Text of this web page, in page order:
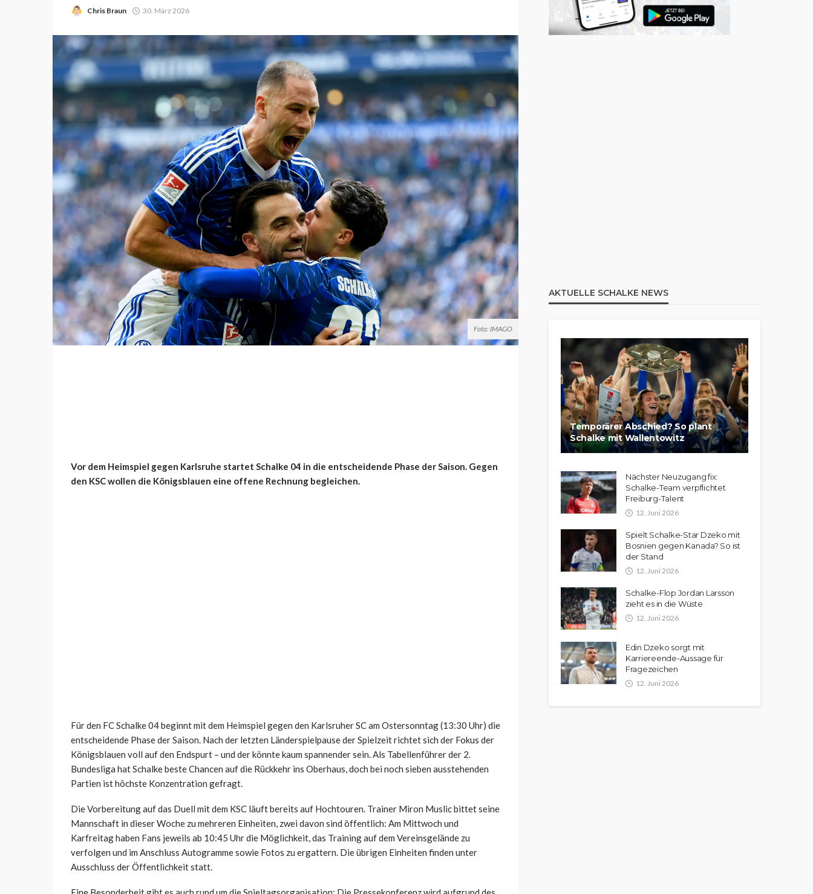
Chris Braun 30. März 2026
Foto: IMAGO
Vor dem Heimspiel gegen Karlsruhe startet Schalke 04 in die entscheidende Phase der Saison. Gegen
den KSC wollen die Königsblauen eine offene Rechnung begleichen.
Für den FC Schalke 04 beginnt mit dem Heimspiel gegen den Karlsruher SC am Ostersonntag (13:30 Uhr) die
entscheidende Phase der Saison. Nach der letzten Länderspielpause der Spielzeit richtet sich der Fokus der
Königsblauen voll auf den Endspurt – und der könnte kaum spannender sein. Als Tabellenführer der 2.
Bundesliga hat Schalke beste Chancen auf die Rückkehr ins Oberhaus, doch bei noch sieben ausstehenden
Partien ist höchste Konzentration gefragt.
Die Vorbereitung auf das Duell mit dem KSC läuft bereits auf Hochtouren. Trainer Miron Muslic bittet seine
Mannschaft in dieser Woche zu mehreren Einheiten, zwei davon sind öffentlich: Am Mittwoch und
Karfreitag haben Fans jeweils ab 10:45 Uhr die Möglichkeit, das Training auf dem Vereinsgelände zu
verfolgen und im Anschluss Autogramme sowie Fotos zu ergattern. Die übrigen Einheiten finden unter
Ausschluss der Öffentlichkeit statt.
AKTUELLE SCHALKE NEWS
Temporärer Abschied? So plant
Schalke mit Wallentowitz
Nächster Neuzugang fix:
Schalke-Team verpflichtet
Freiburg-Talent
12. Juni 2026
Spielt Schalke-Star Dzeko mit
Bosnien gegen Kanada? So ist
der Stand
12. Juni 2026
Schalke-Flop Jordan Larsson
zieht es in die Wüste
12. Juni 2026
Edin Dzeko sorgt mit
Karriereende-Aussage für
Fragezeichen
12. Juni 2026